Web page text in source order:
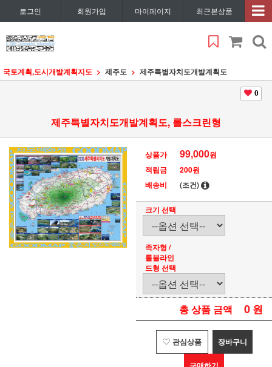
로그인 회원가입 마이페이지 최근본상품
국토계획,도시개발계획지도 제주도 제주특별자치도개발계획도
0
제주특별자치도개발계획도, 롤스크린형
상품가 99,000원
적립금
200원
배송비
(조건)
크기 선택
족자형 /
롤블라인
드형 선택
총 상품 금액 0 원
관심상품 장바구니